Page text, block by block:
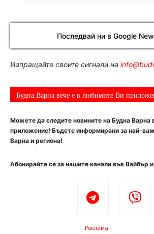
Последвай ни в Google
Изпращайте своите сигнали на
Будна Варна вече е в любимите Ви
Можете да следите новините на Будна Варна
приложение! Бъдете информирани за най-
Варна и региона!
Абонирайте се за нашите канали във Вайбър
Реклама